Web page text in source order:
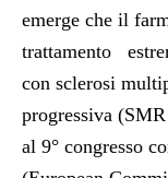
emerge che il
trattamento
con sclerosi
progressiva
al 9° congresso